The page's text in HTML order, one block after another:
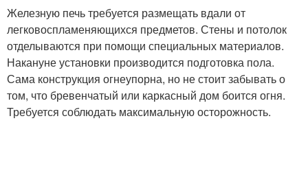
Железную печь требуется размещать вдали от
легковоспламеняющихся предметов. Стены и потолок
отделываются при помощи специальных материалов.
Накануне установки производится подготовка пола.
Сама конструкция огнеупорна, но не стоит забывать о
том, что бревенчатый или каркасный дом боится огня.
Требуется соблюдать максимальную осторожность.